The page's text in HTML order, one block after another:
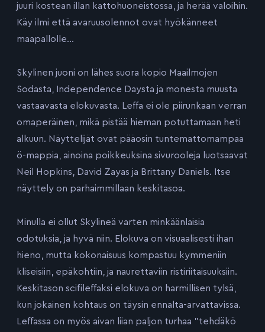
juuri kostean illan kattohuoneistossa, ja herää valoihin.
Käy ilmi että avaruusolennot ovat hyökänneet
maapallolle…
Skylinen juoni on lähes suora kopio Maailmojen
Sodasta, Independence Daysta ja monesta muusta
vastaavasta elokuvasta. Leffa ei ole piirunkaan verran
omaperäinen, mikä pistää hieman potuttamaan heti
alkuun. Näyttelijät ovat pääosin tuntemattomampaa
ö-mappia, ainoina poikkeuksina sivurooleja luotsaavat
Neil Hopkins, David Zayas ja Brittany Daniels. Itse
näyttely on parhaimmillaan keskitasoa.
Minulla ei ollut Skylineä varten minkäänlaisia
odotuksia, ja hyvä niin. Elokuva on visuaalisesti ihan
hieno, mutta kokonaisuus kompastuu kymmeniin
kliseisiin, epäkohtiin, ja naurettaviin ristiriitaisuuksiin.
Keskitason scifileffaksi elokuva on harmillisen tylsä,
kun jokainen kohtaus on täysin ennalta-arvattavissa.
Leffassa on myös aivan liian paljon turhaa ”tehdäkö